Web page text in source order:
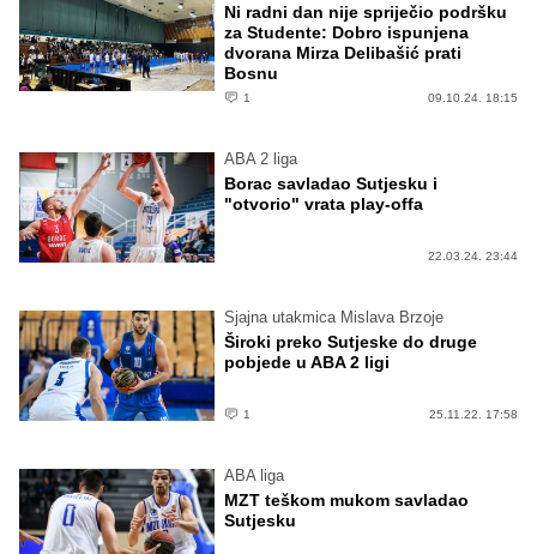
Ni radni dan nije spriječio podršku
za Studente: Dobro ispunjena
dvorana Mirza Delibašić prati
Bosnu
1 09.10.24. 18:15
ABA 2 liga
Borac savladao Sutjesku i
"otvorio" vrata play-offa
22.03.24. 23:44
Sjajna utakmica Mislava Brzoje
Široki preko Sutjeske do druge
pobjede u ABA 2 ligi
1 25.11.22. 17:58
ABA liga
MZT teškom mukom savladao
Sutjesku